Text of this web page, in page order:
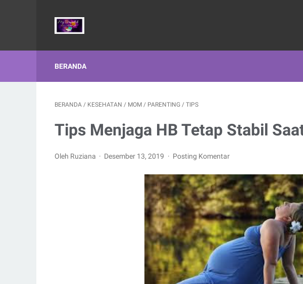
BERANDA
BERANDA / KESEHATAN / MOM / PARENTING / TIPS
Tips Menjaga HB Tetap Stabil
Oleh Ruziana Desember 13, 2019 Posting Komentar